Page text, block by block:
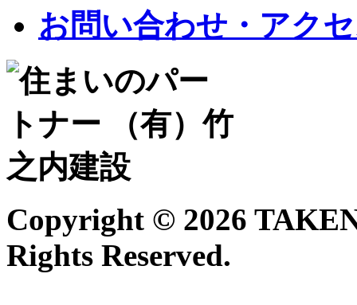
お問い合わせ・アク
Copyright © 2026
Rights Reserved.